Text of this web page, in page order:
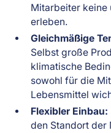
Mitarbeiter keine
erleben.
Gleichmäßige
Selbst große
klimatische
sowohl für die
Lebensmittel
Flexibler Einbau:
den Standort der